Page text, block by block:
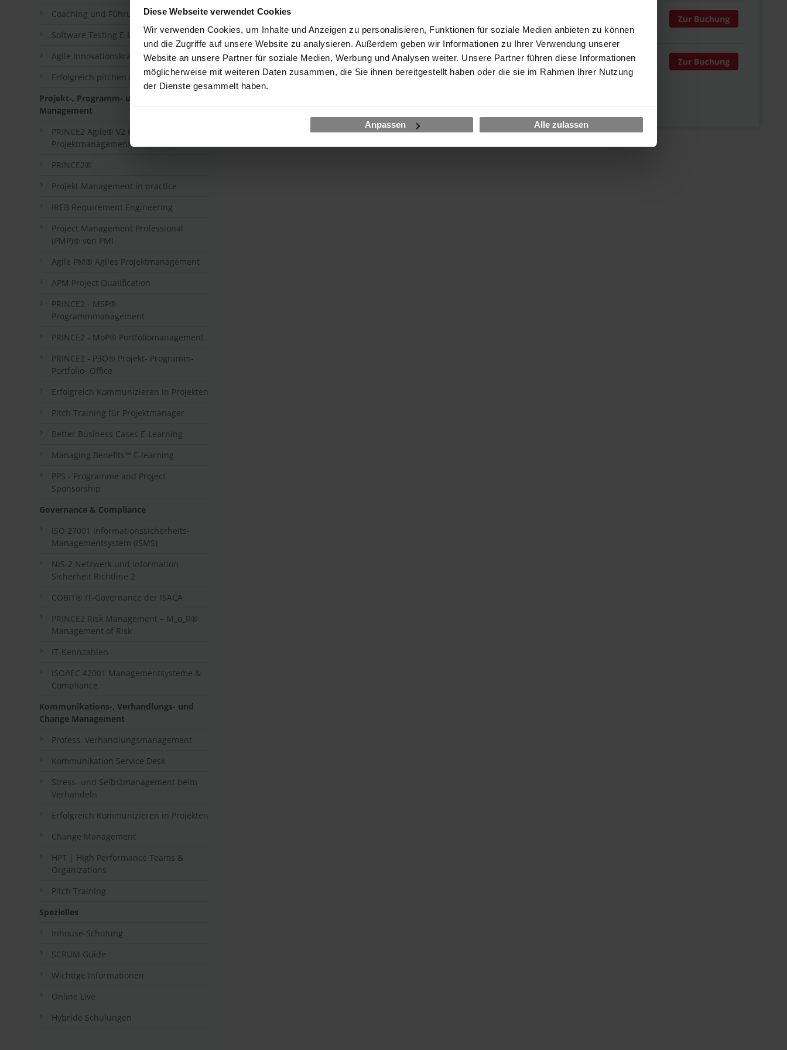
Diese Webseite verwendet Cookies
Wir verwenden Cookies, um Inhalte und Anzeigen zu personalisieren, Funktionen für soziale Medien anbieten zu können
und die Zugriffe auf unsere Website zu analysieren. Außerdem geben wir Informationen zu Ihrer Verwendung unserer
Website an unsere Partner für soziale Medien, Werbung und Analysen weiter. Unsere Partner führen diese Informationen
möglicherweise mit weiteren Daten zusammen, die Sie ihnen bereitgestellt haben oder die sie im Rahmen Ihrer Nutzung
der Dienste gesammelt haben.
Anpassen Alle zulassen
Coaching und Führung in agilen Teams
Software Testing E-Learning
Agile Innovationskraft: Design Thinking
Erfolgreich pitchen in agilen Projekten
Projekt-, Programm- und Portfolio-
Management
PRINCE2 Agile® V2 Hybrides
Projektmanagement
PRINCE2®
Projekt Management in practice
IREB Requirement Engineering
Project Management Professional
(PMP)® von PMI
Agile PM® Agiles Projektmanagement
APM Project Qualification
PRINCE2 - MSP®
Programmmanagement
PRINCE2 - MoP® Portfoliomanagement
PRINCE2 - P3O® Projekt- Programm-
Portfolio- Office
Erfolgreich Kommunizieren in Projekten
Pitch Training für Projektmanager
Better Business Cases E-Learning
Managing Benefits™ E-learning
PPS - Programme and Project
Sponsorship
Governance & Compliance
ISO 27001 Informationssicherheits-
Managementsystem (ISMS)
NIS-2 Netzwerk und Information
Sicherheit Richtline 2
COBIT® IT-Governance der ISACA
PRINCE2 Risk Management – M_o_R®
Management of Risk
IT-Kennzahlen
ISO/IEC 42001 Managementsysteme &
Compliance
Kommunikations-, Verhandlungs- und
Change Management
Profess. Verhandlungsmanagement
Kommunikation Service Desk
Stress- und Selbstmanagement beim
Verhandeln
Erfolgreich Kommunizieren in Projekten
Change Management
HPT | High Performance Teams &
Organizations
Pitch Training
Spezielles
Inhouse-Schulung
SCRUM Guide
Wichtige Informationen
Online Live
Hybride Schulungen
07.12. - 08.12.26
working @ home
17.12. - 18.12.26
Frankfurt am Main
Maxpert Schulungscenter / hybrid
€ 870,00